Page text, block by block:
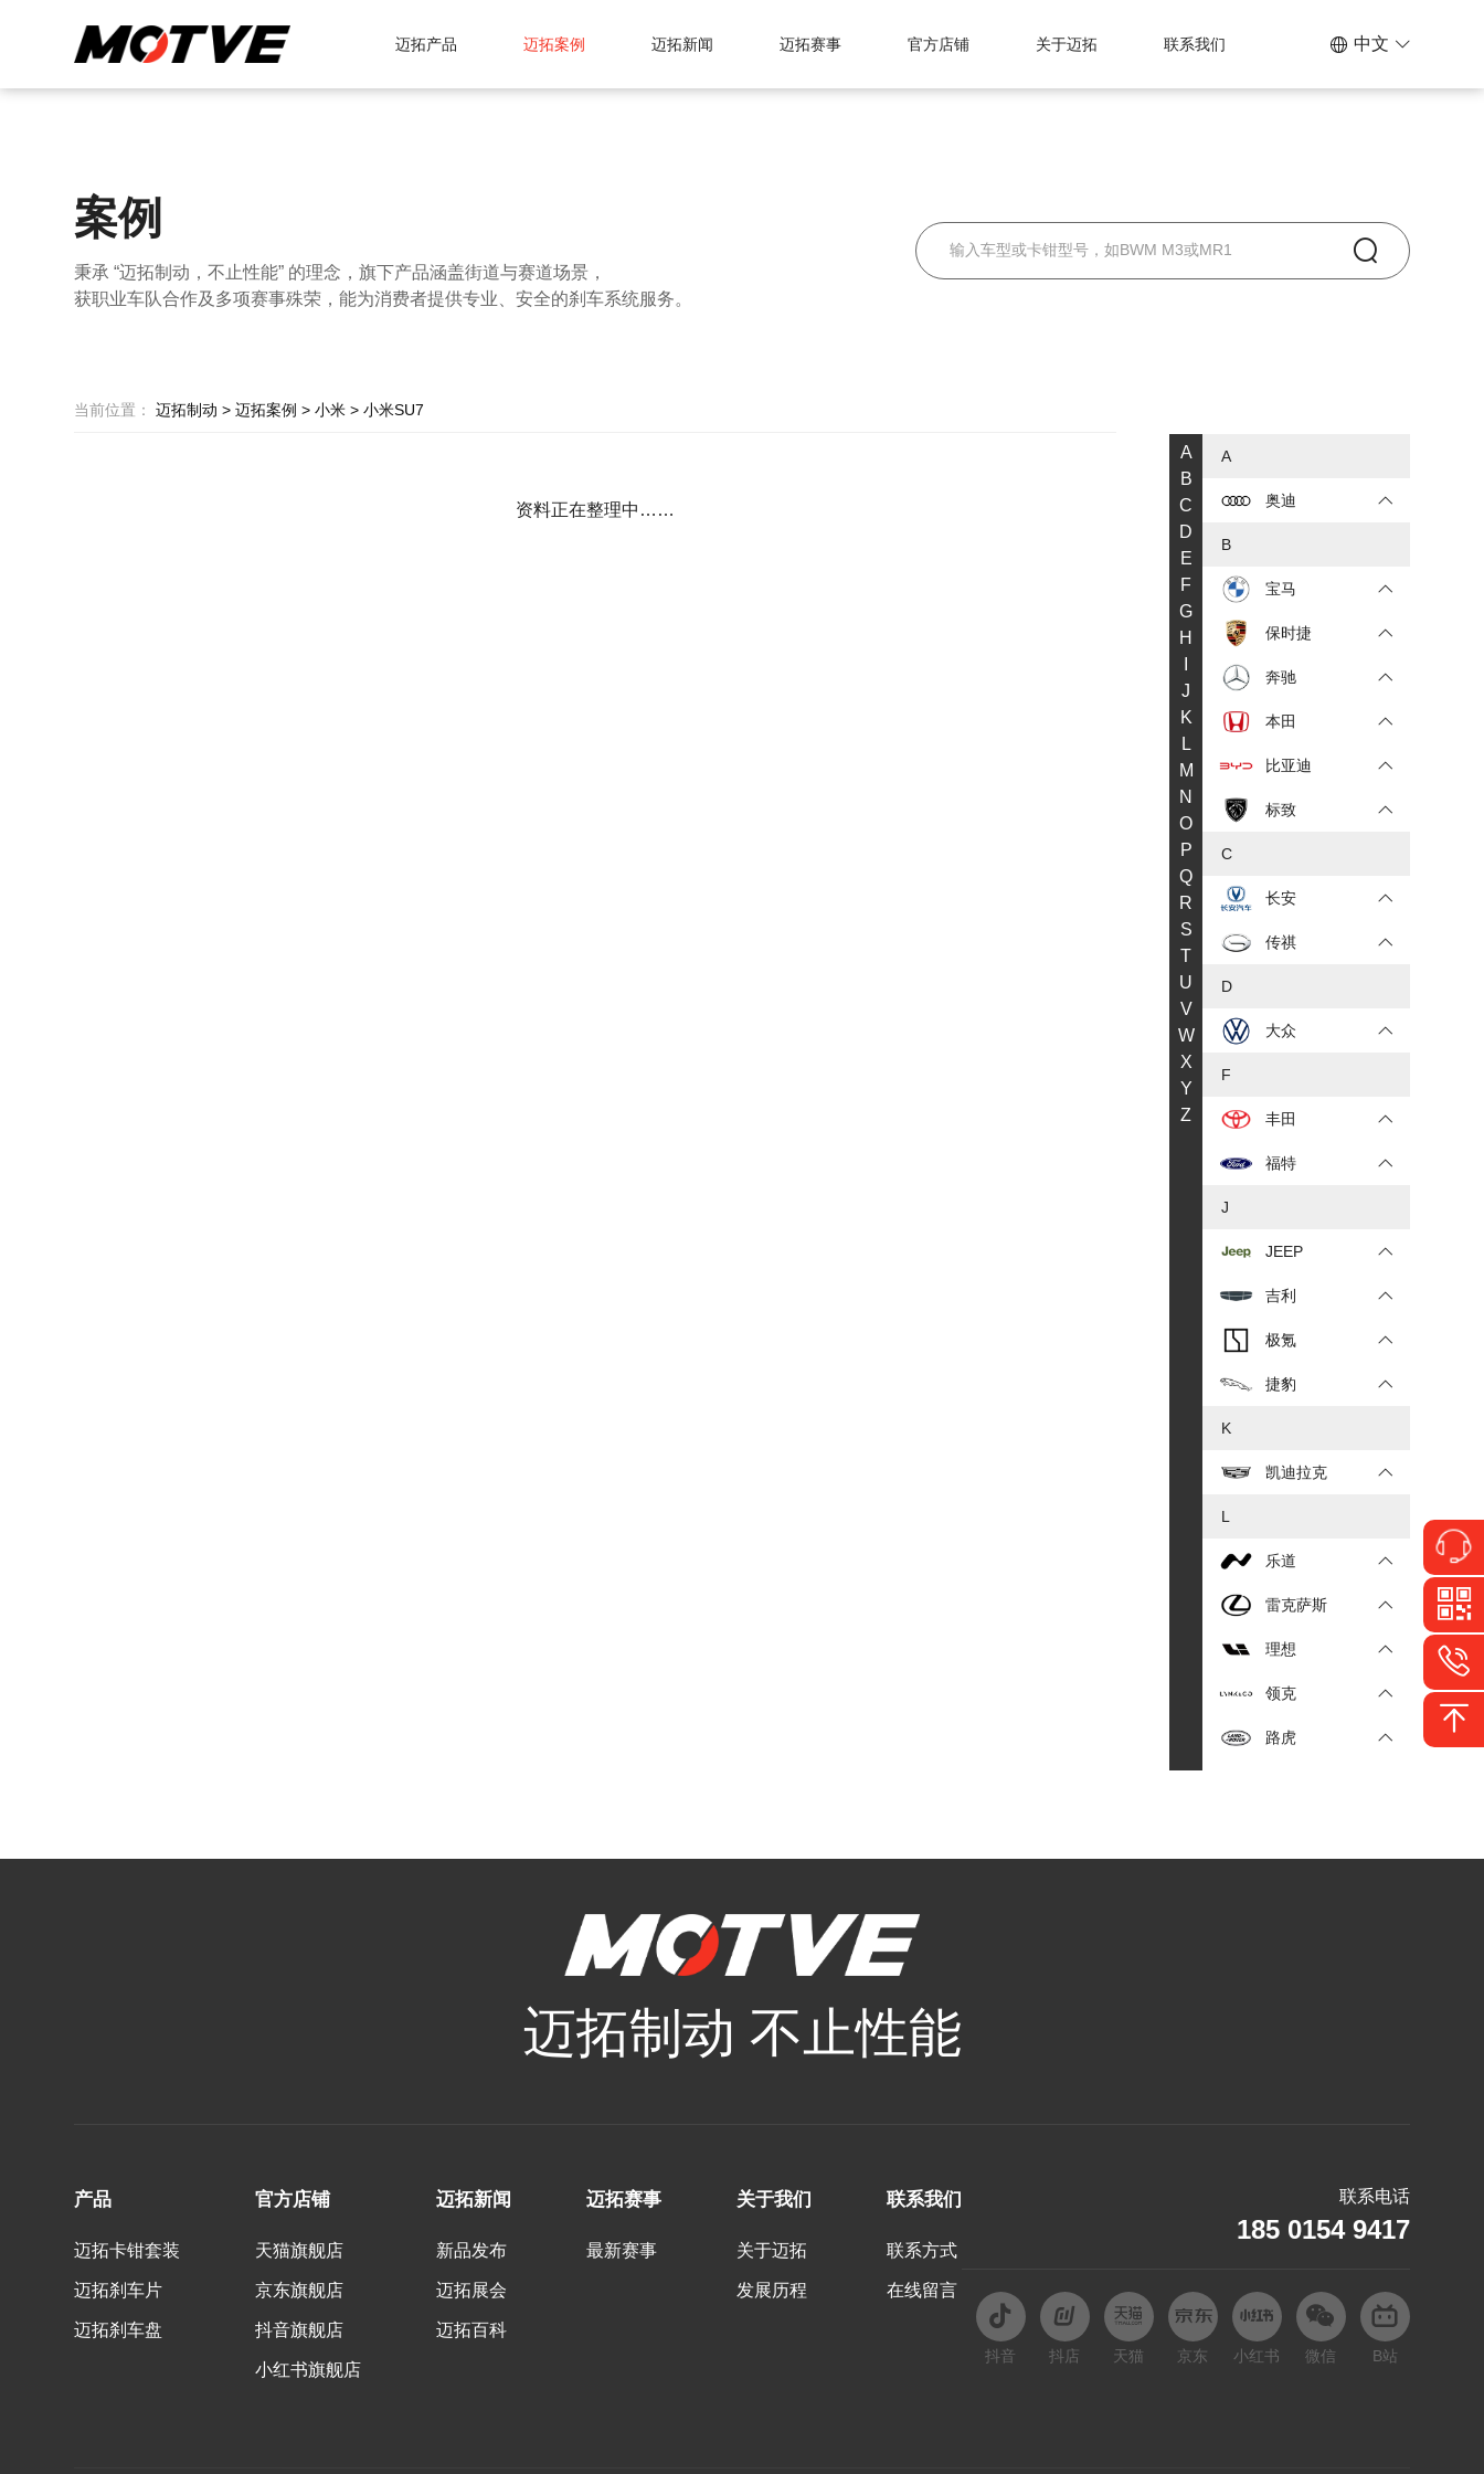
迈拓产品 迈拓案例 迈拓新闻 迈拓赛事 官方店铺 关于迈拓 联系我们 中文
案例
秉承 “迈拓制动，不止性能” 的理念，旗下产品涵盖街道与赛道场景，
获职业车队合作及多项赛事殊荣，能为消费者提供专业、安全的刹车系统服务。
当前位置：迈拓制动 > 迈拓案例 > 小米 > 小米SU7
资料正在整理中……
A
B
C
D
E
F
G
H
J
K
L
M
N
O
P
Q
R
S
T
U
V
W
X
Y
Z
A
奥迪
B
宝马
保时捷
奔驰
本田
比亚迪
标致
C
长安
传祺
D
大众
F
丰田
福特
J
JEEP
吉利
极氪
捷豹
K
凯迪拉克
L
乐道
雷克萨斯
理想
领克
路虎
深蓝
斯巴鲁
迈拓制动 不止性能
产品
迈拓卡钳套装
迈拓刹车片
迈拓刹车盘
官方店铺
天猫旗舰店
京东旗舰店
抖音旗舰店
小红书旗舰店
迈拓新闻
新品发布
迈拓展会
迈拓百科
迈拓赛事
最新赛事
关于我们
关于迈拓
发展历程
联系我们
联系方式
在线留言
联系电话
185 0154 9417
抖音 抖店 天猫 京东 小红书 微信 B站